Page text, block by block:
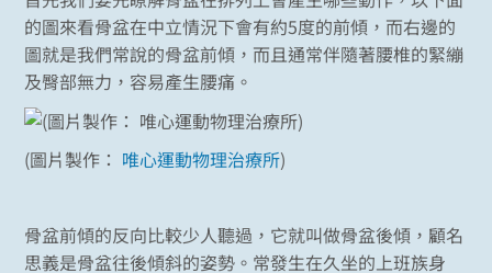
的圖來看骨盆在中立情況下會有約5度的前傾，而右邊的
圖就是我們常說的骨盆前傾，而且通常伴隨著腰椎的緊繃
及臀部無力，容易產生腰痛。
(圖片製作： 唯心運動物理治療所)
骨盆前傾的反向比較少人聽過，它就叫做骨盆後傾，顧名
思義是骨盆往後傾斜的姿勢。常發生在久坐的上班族身